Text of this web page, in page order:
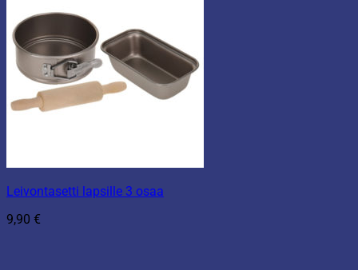
Leivontasetti lapsille 3 osaa
9,90 €